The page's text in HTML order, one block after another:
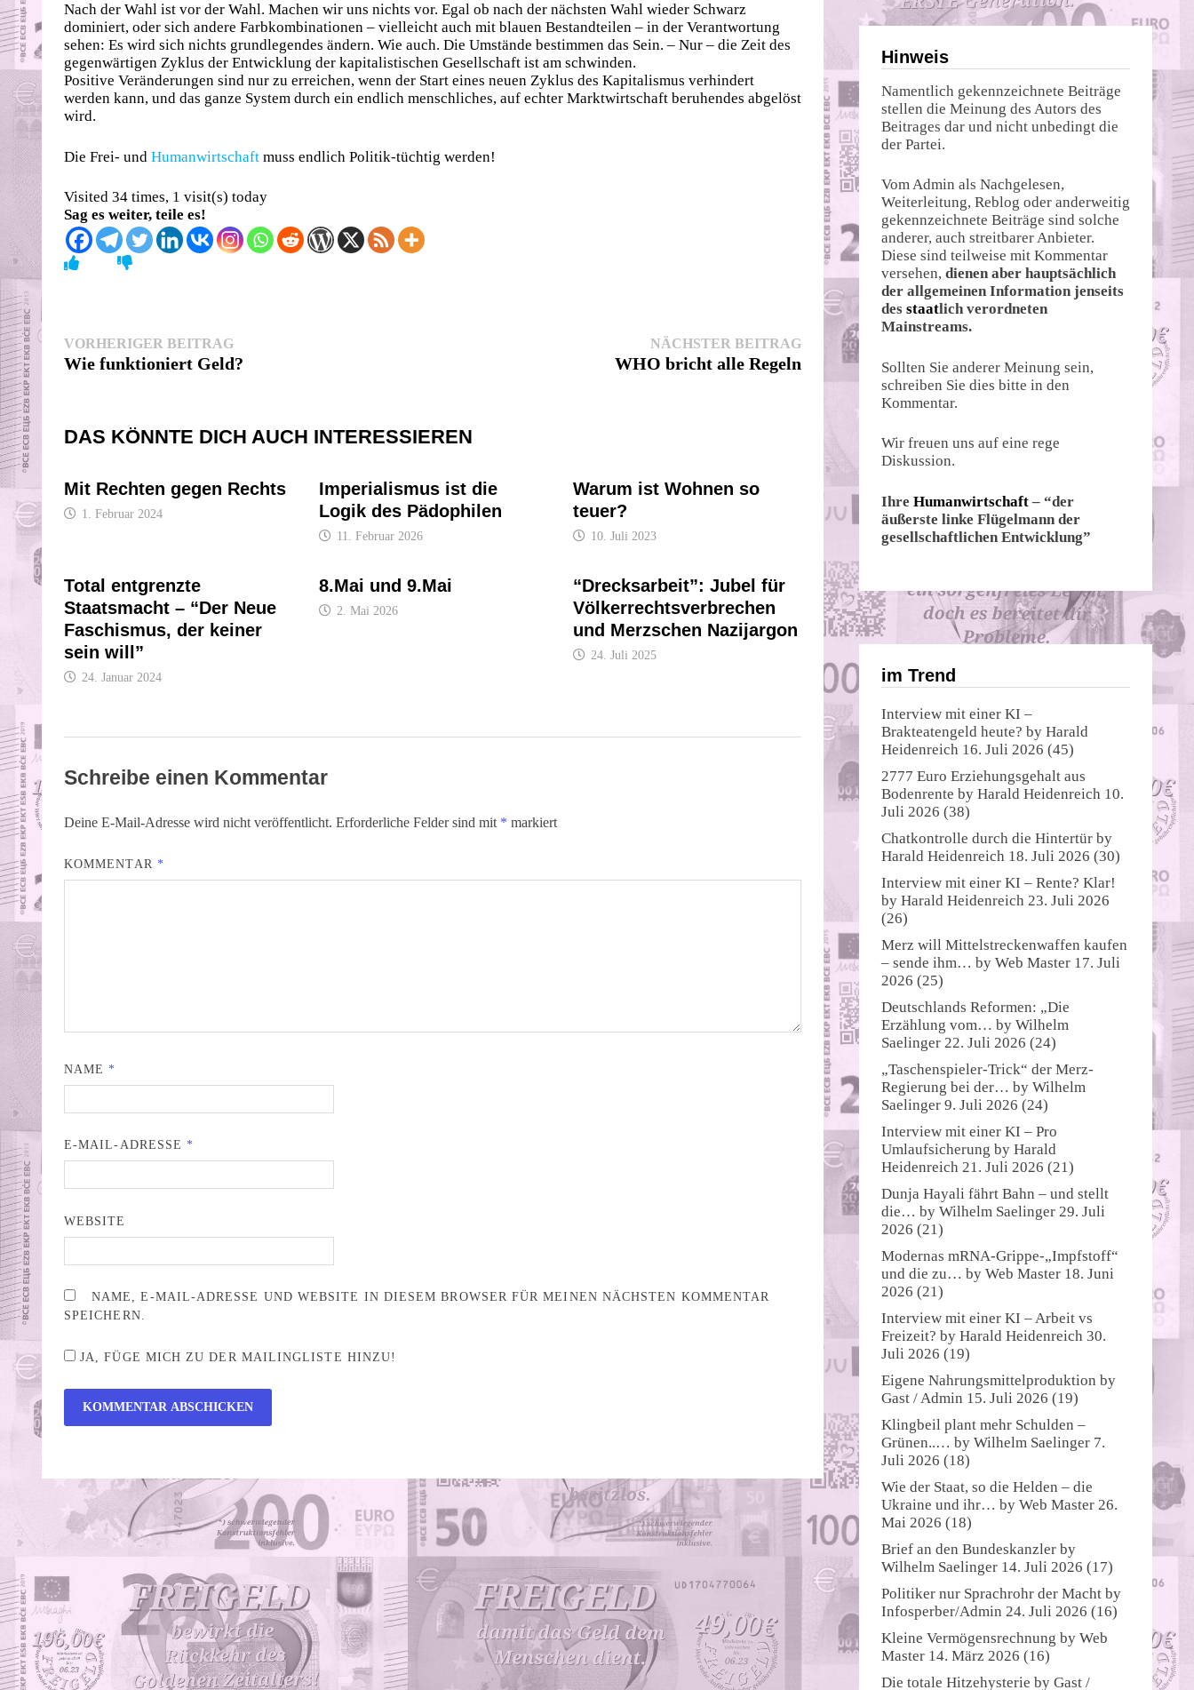
Nach der Wahl ist vor der Wahl. Machen wir uns nichts vor. Egal ob nach der nächsten Wahl wieder Schwarz
dominiert, oder sich andere Farbkombinationen – vielleicht auch mit blauen Bestandteilen – in der Verantwortung
sehen: Es wird sich nichts grundlegendes ändern. Wie auch. Die Umstände bestimmen das Sein. – Nur – die Zeit des
gegenwärtigen Zyklus der Entwicklung der kapitalistischen Gesellschaft ist am schwinden.
Positive Veränderungen sind nur zu erreichen, wenn der Start eines neuen Zyklus des Kapitalismus verhindert
werden kann, und das ganze System durch ein endlich menschliches, auf echter Marktwirtschaft beruhendes abgelöst
wird.
Die Frei- und Humanwirtschaft muss endlich Politik-tüchtig werden!
Visited 34 times, 1 visit(s) today
Sag es weiter, teile es!
Beitragsnavigation
VORHERIGER BEITRAGVorheriger
Beitrag:
Wie funktioniert Geld?
NÄCHSTER BEITRAGNächster
Beitrag:
WHO bricht alle Regeln
DAS KÖNNTE DICH AUCH INTERESSIEREN
Mit Rechten gegen Rechts
1. Februar 2024
Imperialismus ist die
Logik des Pädophilen
11. Februar 2026
Warum ist Wohnen so
teuer?
10. Juli 2023
Total entgrenzte
Staatsmacht – “Der Neue
Faschismus, der keiner
sein will”
24. Januar 2024
8.Mai und 9.Mai
2. Mai 2026
“Drecksarbeit”: Jubel für
Völkerrechtsverbrechen
und Merzschen Nazijargon
24. Juli 2025
Schreibe einen Kommentar
Deine E-Mail-Adresse wird nicht veröffentlicht. Erforderliche Felder sind mit * markiert
KOMMENTAR *
NAME *
E-MAIL-ADRESSE *
WEBSITE
NAME, E-MAIL-ADRESSE UND WEBSITE IN DIESEM BROWSER FÜR MEINEN NÄCHSTEN KOMMENTAR
SPEICHERN.
JA, FÜGE MICH ZU DER MAILINGLISTE HINZU!
Hinweis
Namentlich gekennzeichnete Beiträge
stellen die Meinung des Autors des
Beitrages dar und nicht unbedingt die
der Partei.
Vom Admin als Nachgelesen,
Weiterleitung, Reblog oder anderweitig
gekennzeichnete Beiträge sind solche
anderer, auch streitbarer Anbieter.
Diese sind teilweise mit Kommentar
versehen, dienen aber hauptsächlich
der allgemeinen Information jenseits
des staatlich verordneten
Mainstreams.
Sollten Sie anderer Meinung sein,
schreiben Sie dies bitte in den
Kommentar.
Wir freuen uns auf eine rege
Diskussion.
Ihre Humanwirtschaft – “der
äußerste linke Flügelmann der
gesellschaftlichen Entwicklung”
im Trend
Interview mit einer KI –
Brakteatengeld heute? by Harald
Heidenreich 16. Juli 2026 (45)
2777 Euro Erziehungsgehalt aus
Bodenrente by Harald Heidenreich 10.
Juli 2026 (38)
Chatkontrolle durch die Hintertür by
Harald Heidenreich 18. Juli 2026 (30)
Interview mit einer KI – Rente? Klar!
by Harald Heidenreich 23. Juli 2026
(26)
Merz will Mittelstreckenwaffen kaufen
– sende ihm… by Web Master 17. Juli
2026 (25)
Deutschlands Reformen: „Die
Erzählung vom… by Wilhelm
Saelinger 22. Juli 2026 (24)
„Taschenspieler-Trick“ der Merz-
Regierung bei der… by Wilhelm
Saelinger 9. Juli 2026 (24)
Interview mit einer KI – Pro
Umlaufsicherung by Harald
Heidenreich 21. Juli 2026 (21)
Dunja Hayali fährt Bahn – und stellt
die… by Wilhelm Saelinger 29. Juli
2026 (21)
Modernas mRNA-Grippe-„Impfstoff“
und die zu… by Web Master 18. Juni
2026 (21)
Interview mit einer KI – Arbeit vs
Freizeit? by Harald Heidenreich 30.
Juli 2026 (19)
Eigene Nahrungsmittelproduktion by
Gast / Admin 15. Juli 2026 (19)
Klingbeil plant mehr Schulden –
Grünen..… by Wilhelm Saelinger 7.
Juli 2026 (18)
Wie der Staat, so die Helden – die
Ukraine und ihr… by Web Master 26.
Mai 2026 (18)
Brief an den Bundeskanzler by
Wilhelm Saelinger 14. Juli 2026 (17)
Politiker nur Sprachrohr der Macht by
Infosperber/Admin 24. Juli 2026 (16)
Kleine Vermögensrechnung by Web
Master 14. März 2026 (16)
Die totale Hitzehysterie by Gast /